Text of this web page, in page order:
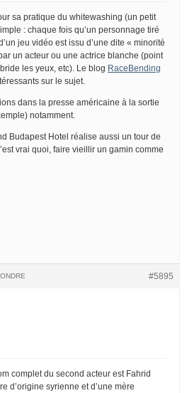
sa pratique du whitewashing (un petit
: chaque fois qu’un personnage tiré
jeu vidéo est issu d’une dite « minorité
un acteur ou une actrice blanche (point
les yeux, etc). Le blog RaceBending
sur le sujet.
dans la presse américaine à la sortie
notamment.
Budapest Hotel réalise aussi un tour de
vrai quoi, faire vieillir un gamin comme
#5895
complet du second acteur est Fahrid
d’origine syrienne et d’une mère